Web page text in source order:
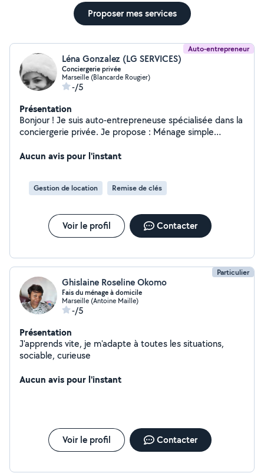
Proposer mes services
Auto-entrepreneur
Léna Gonzalez (LG SERVICES)
Conciergerie privée
Marseille (Blancarde Rougier)
-/5
Présentation
Bonjour ! Je suis auto-entrepreneuse spécialisée dans la
conciergerie privée. Je propose : Ménage simple
voyageurs et suivi du logement Disponible sur Marseille
Contactez-moi pour vos besoins ou un devis
personnalisé !
Aucun avis pour l'instant
Gestion de location Remise de clés
Voir le profil Contacter
Particulier
Ghislaine Roseline Okomo
Fais du ménage à domicile
Marseille (Antoine Maille)
-/5
Présentation
J'apprends vite, je m'adapte à toutes les situations,
sociable, curieuse
Aucun avis pour l'instant
Voir le profil Contacter